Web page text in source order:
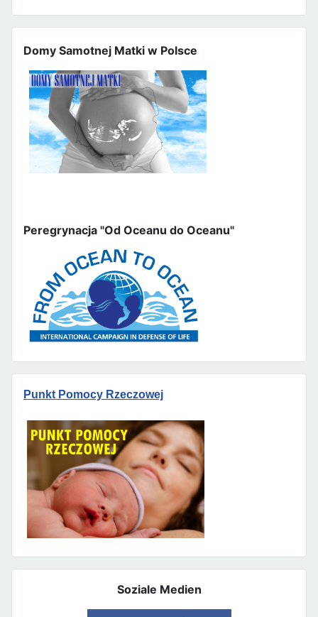
Domy Samotnej Matki w Polsce
Peregrynacja "Od Oceanu do Oceanu"
Punkt Pomocy Rzeczowej
Soziale Medien